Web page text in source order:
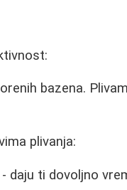
bazena.
plivanja:
daju ti dovoljno